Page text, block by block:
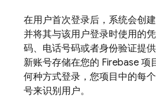
在用户首次登录后，系统会创
并将其与该用户登录时使用的
码、电话号码或者身份验证提
新账号存储在您的 Firebase 项
何种方式登录，您项目中的每
号来识别用户。